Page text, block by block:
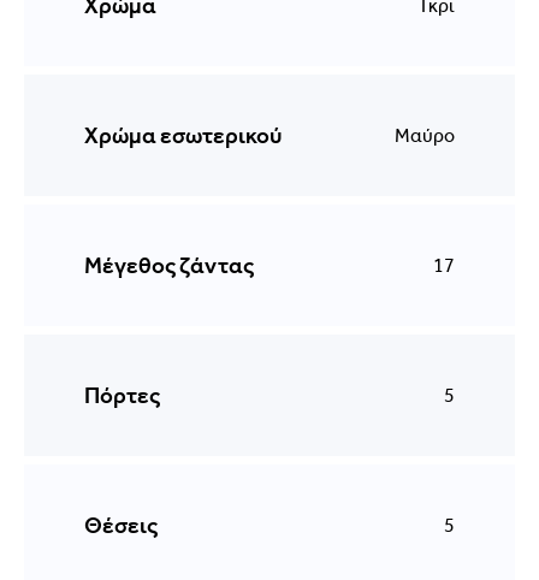
Χρώμα Γκρι
Χρώμα εσωτερικού Μαύρο
Μέγεθος ζάντας 17
Πόρτες 5
Θέσεις 5